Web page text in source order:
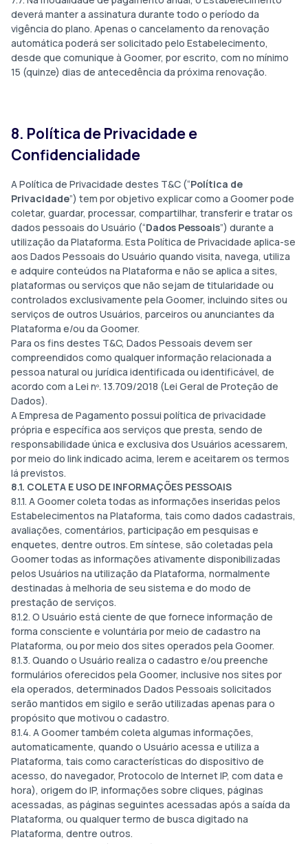
deverá manter a assinatura durante todo o período da
vigência do plano. Apenas o cancelamento da renovação
automática poderá ser solicitado pelo Estabelecimento,
desde que comunique à Goomer, por escrito, com no mínimo
15 (quinze) dias de antecedência da próxima renovação.
8. Política de Privacidade e
Confidencialidade
A Política de Privacidade destes T&C (“Política de
Privacidade”) tem por objetivo explicar como a Goomer pode
coletar, guardar, processar, compartilhar, transferir e tratar os
dados pessoais do Usuário (“Dados Pessoais”) durante a
utilização da Plataforma. Esta Política de Privacidade aplica-se
aos Dados Pessoais do Usuário quando visita, navega, utiliza
e adquire conteúdos na Plataforma e não se aplica a sites,
plataformas ou serviços que não sejam de titularidade ou
controlados exclusivamente pela Goomer, incluindo sites ou
serviços de outros Usuários, parceiros ou anunciantes da
Plataforma e/ou da Goomer.
Para os fins destes T&C, Dados Pessoais devem ser
compreendidos como qualquer informação relacionada a
pessoa natural ou jurídica identificada ou identificável, de
acordo com a Lei nº. 13.709/2018 (Lei Geral de Proteção de
Dados).
A Empresa de Pagamento possui política de privacidade
própria e específica aos serviços que presta, sendo de
responsabilidade única e exclusiva dos Usuários acessarem,
por meio do link indicado acima, lerem e aceitarem os termos
lá previstos.
8.1. COLETA E USO DE INFORMAÇÕES PESSOAIS
8.1.1. A Goomer coleta todas as informações inseridas pelos
Estabelecimentos na Plataforma, tais como dados cadastrais,
avaliações, comentários, participação em pesquisas e
enquetes, dentre outros. Em síntese, são coletadas pela
Goomer todas as informações ativamente disponibilizadas
pelos Usuários na utilização da Plataforma, normalmente
destinadas à melhoria de seu sistema e do modo de
prestação de serviços.
8.1.2. O Usuário está ciente de que fornece informação de
forma consciente e voluntária por meio de cadastro na
Plataforma, ou por meio dos sites operados pela Goomer.
8.1.3. Quando o Usuário realiza o cadastro e/ou preenche
formulários oferecidos pela Goomer, inclusive nos sites por
ela operados, determinados Dados Pessoais solicitados
serão mantidos em sigilo e serão utilizadas apenas para o
propósito que motivou o cadastro.
8.1.4. A Goomer também coleta algumas informações,
automaticamente, quando o Usuário acessa e utiliza a
Plataforma, tais como características do dispositivo de
acesso, do navegador, Protocolo de Internet IP, com data e
hora), origem do IP, informações sobre cliques, páginas
acessadas, as páginas seguintes acessadas após a saída da
Plataforma, ou qualquer termo de busca digitado na
Plataforma, dentre outros.